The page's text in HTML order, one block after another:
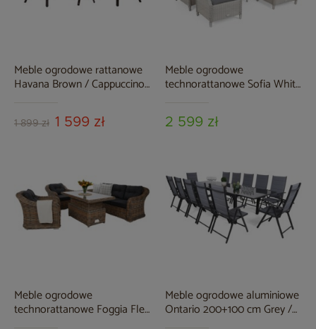
Meble ogrodowe rattanowe
Havana Brown / Cappuccino
1 899 zł 1 599 zł
Meble ogrodowe
technorattanowe Sofia White
2 599 zł
Meble ogrodowe
technorattanowe Foggia Flex
Meble ogrodowe aluminiowe
Ontario 200+100 cm Grey /